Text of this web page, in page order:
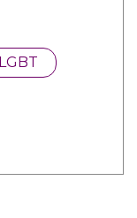
LGBT